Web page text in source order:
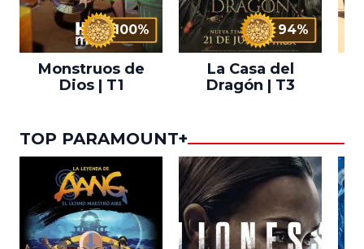
100%
Monstruos de
Dios | T1
94%
La Casa del
Dragón | T3
TOP PARAMOUNT+